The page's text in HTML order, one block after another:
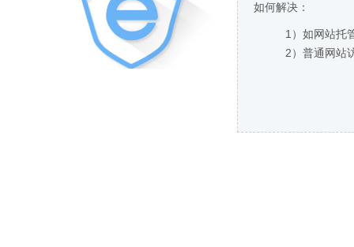
如何解决：
1）如网站托
2）普通网站